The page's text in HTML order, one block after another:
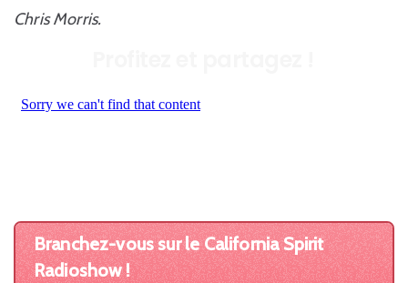
Chris Morris.
Branchez-vous sur le California Spirit
Radioshow !